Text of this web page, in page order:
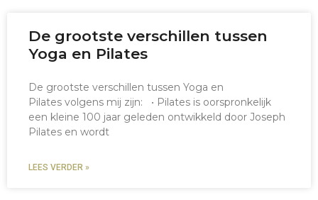
De grootste verschillen tussen
Yoga en Pilates
De grootste verschillen tussen Yoga en
Pilates volgens mij zijn: • Pilates is oorspronkelijk
een kleine 100 jaar geleden ontwikkeld door Joseph
Pilates en wordt
LEES VERDER »